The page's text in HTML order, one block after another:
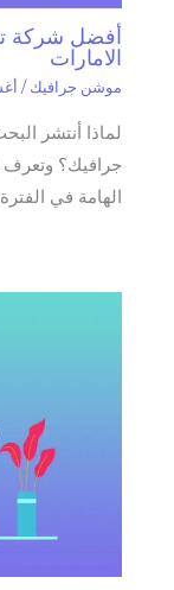
أفضل شركة
الامارات
موشن جرافيك /
لماذا أنتشر
جرافيك؟
الهامة في